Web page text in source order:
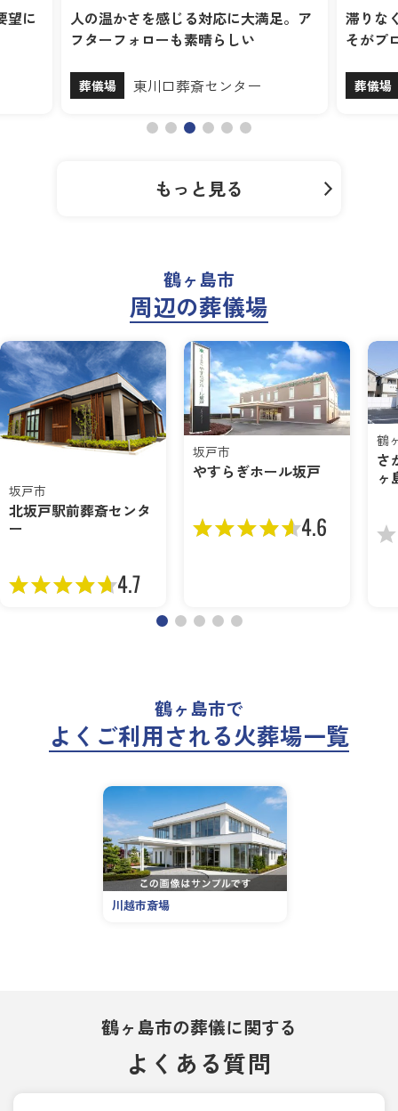
望に
人の温かさを感じる対応に大満足。ア
フターフォローも素晴らしい
葬儀場 東川口葬斎センター
滞りな
そがプ
葬儀場
もっと見る
鶴ヶ島市
周辺の葬儀場
坂戸市
北坂戸駅前葬斎センタ
ー
4.7
坂戸市
やすらぎホール坂戸
4.6
鶴
さ
ヶ
鶴ヶ島市で
よくご利用される火葬場一覧
川越市斎場
鶴ヶ島市の葬儀に関する
よくある質問